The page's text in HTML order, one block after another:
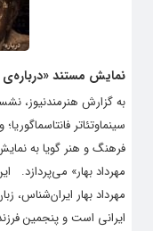
نمایش مستند «درباره‌ی
به گزارش هنرمندنیوز،
سینماوتئاتر
فرهنگ و هنر گویا به
مهرداد بهار
ایرانی است و پنجمین